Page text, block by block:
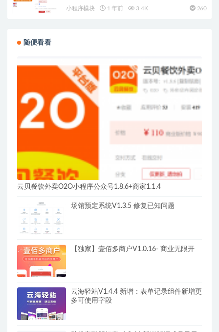
小程序模块 1 年前 3.4K 260
随便看看
云贝餐饮外卖O2O小程序公众号1.8.6+商家1.1.4
场馆预定系统V1.3.5 修复已知问题
【独家】壹佰多商户V1.0.16- 商业无限开
云海轻站V1.4.4 新增：表单记录组件新增更
多可使用字段